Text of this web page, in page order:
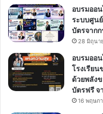
อบรมออ
ระบบศูน
บัตรจาก
28 มิถุนา
อบรมออ
โรงเรีย
ด้วยพลัง
บัตรฟรี จ
16 พฤษภ